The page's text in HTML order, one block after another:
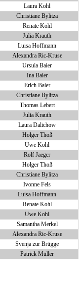
Laura Kohl
Christiane Bylitza
Renate Kohl
Julia Krauth
Luisa Hoffmann
Alexandra Ric-Kruse
Ursula Baier
Ina Baier
Erich Baier
Christiane Bylitza
Thomas Lebert
Julia Krauth
Laura Dalichow
Holger Thoß
Uwe Kohl
Rolf Jaeger
Holger Thoß
Christiane Bylitza
Ivonne Fels
Luisa Hoffmann
Renate Kohl
Uwe Kohl
Samantha Merkel
Alexandra Ric-Kruse
Svenja zur Brügge
Patrick Müller